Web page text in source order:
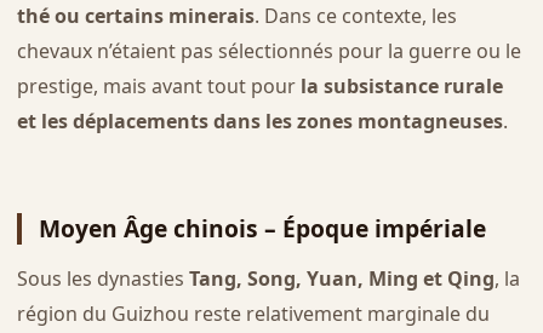
thé ou certains minerais. Dans ce contexte, les
chevaux n’étaient pas sélectionnés pour la guerre ou le
prestige, mais avant tout pour la subsistance rurale
et les déplacements dans les zones montagneuses.
Moyen Âge chinois – Époque impériale
Sous les dynasties Tang, Song, Yuan, Ming et Qing, la
région du Guizhou reste relativement marginale du